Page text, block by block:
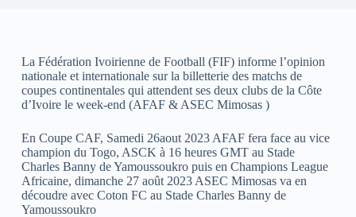
La Fédération Ivoirienne de Football (FIF) informe l’opinion
nationale et internationale sur la billetterie des matchs de
coupes continentales qui attendent ses deux clubs de la Côte
d’Ivoire le week-end (AFAF & ASEC Mimosas )
En Coupe CAF, Samedi 26aout 2023 AFAF fera face au vice
champion du Togo, ASCK à 16 heures GMT au Stade
Charles Banny de Yamoussoukro puis en Champions League
Africaine, dimanche 27 août 2023 ASEC Mimosas va en
découdre avec Coton FC au Stade Charles Banny de
Yamoussoukro